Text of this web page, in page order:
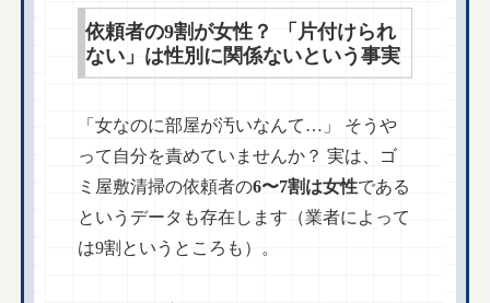
依頼者の9割が女性？ 「片付けられ
ない」は性別に関係ないという事実
「女なのに部屋が汚いなんて…」 そうや
って自分を責めていませんか？ 実は、ゴ
ミ屋敷清掃の依頼者の6〜7割は女性である
というデータも存在します（業者によって
は9割というところも）。